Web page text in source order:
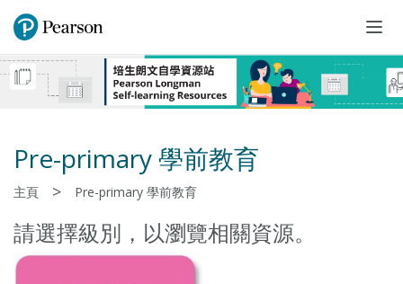
Pre-primary 學前教育
主頁 > Pre-primary 學前教育
請選擇級別，以瀏覽相關資源。